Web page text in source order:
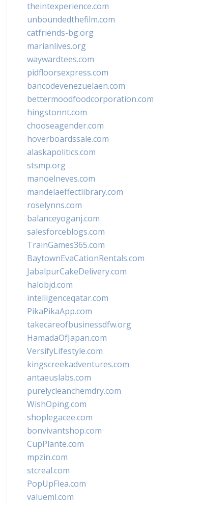
theintexperience.com
unboundedthefilm.com
catfriends-bg.org
marianlives.org
waywardtees.com
pidfloorsexpress.com
bancodevenezuelaen.com
bettermoodfoodcorporation.com
hingstonnt.com
chooseagender.com
hoverboardssale.com
alaskapolitics.com
stsmp.org
manoelneves.com
mandelaeffectlibrary.com
roselynns.com
balanceyoganj.com
salesforceblogs.com
TrainGames365.com
BaytownEvaCationRentals.com
JabalpurCakeDelivery.com
halobjd.com
intelligenceqatar.com
PikaPikaApp.com
takecareofbusinessdfw.org
HamadaOfJapan.com
VersifyLifestyle.com
kingscreekadventures.com
antaeuslabs.com
purelycleanchemdry.com
WishOping.com
shoplegacee.com
bonvivantshop.com
CupPlante.com
mpzin.com
stcreal.com
PopUpFlea.com
valueml.com